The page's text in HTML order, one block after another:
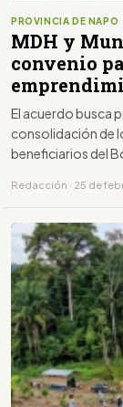
PROVINCIA DE NAPO
MDH y
convenio
El acuerdo busca
consolidación de
beneficiarios del
Redacción · 25 de